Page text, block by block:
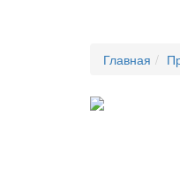
Главная